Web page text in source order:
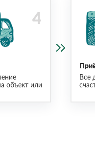
объект или
Все